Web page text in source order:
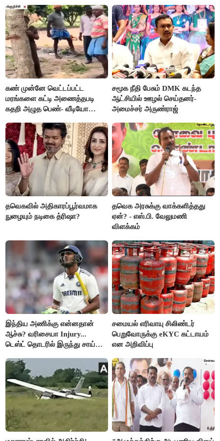
கண் முன்னே வெட்டப்பட்ட
மரங்களை கட்டி அணைத்தபடி
கதறி அழுத பெண்- வீடியோ
சமூக நீதி பேசும் DMK கடந்த
ஆட்சியில் ஊழல் செய்தனர்-
அமைச்சர் அருண்ராஜ்
தவெகவில் அதிகாரப்பூர்வமாக
நுழையும் நடிகை த்ரிஷா?
தவெக அரசுக்கு வாக்களித்தது
ஏன்? - எஸ்.பி. வேலுமணி
விளக்கம்
இந்திய அணிக்கு என்னதான்
ஆச்சு? வரிசையா Injury...
டெஸ்ட் தொடரில் இருந்து சாய்
சமையல் எரிவாயு சிலிண்டர்
பெறுவோருக்கு eKYC கட்டாயம்
என அறிவிப்பு